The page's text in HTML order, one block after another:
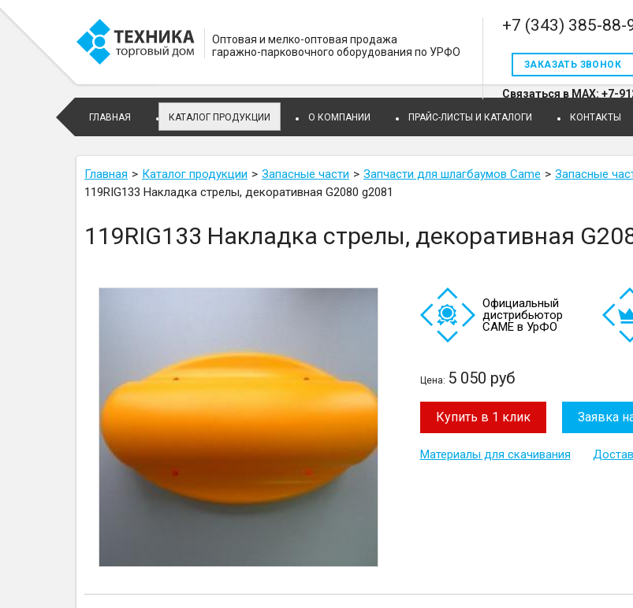
Оптовая и мелко-оптовая продажа
гаражно-парковочного оборудования по УРФО
+7 (343) 385-88-
ЗАКАЗАТЬ ЗВОНОК
Связаться в MAX: +7-
ГЛАВНАЯ КАТАЛОГ ПРОДУКЦИИ О КОМПАНИИ ПРАЙС-ЛИСТЫ И КАТАЛОГИ КОНТАКТЫ
Главная Каталог продукции Запасные части Запчасти для шлагбаумов Сame
Запасные
119RIG133 Накладка стрелы, декоративная G2080 g2081
119RIG133 Накладка стрелы, декоративная
Официальный
дистрибьютор
САМЕ в УрФО
Цена: 5 050 руб
Купить в 1 клик Заявка
Материалы для скачивания